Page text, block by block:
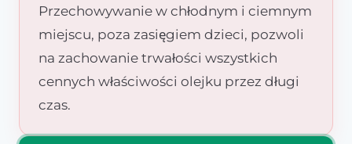
Przechowywanie w chłodnym i ciemnym
miejscu, poza zasięgiem dzieci, pozwoli
na zachowanie trwałości wszystkich
cennych właściwości olejku przez długi
czas.